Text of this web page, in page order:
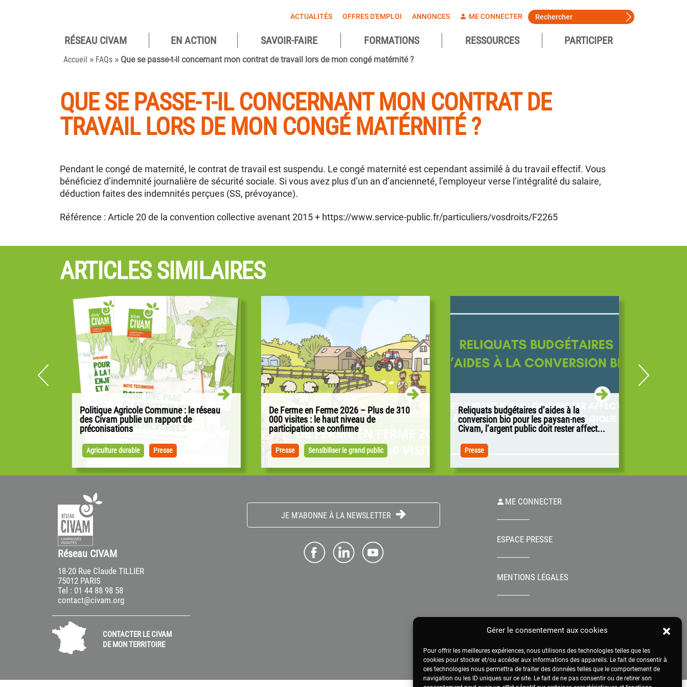
Gérer le consentement aux cookies
Pour offrir les meilleures expériences, nous utilisons des technologies telles que les
cookies pour stocker et/ou accéder aux informations des appareils. Le fait de consentir à
ces technologies nous permettra de traiter des données telles que le comportement de
navigation ou les ID uniques sur ce site. Le fait de ne pas consentir ou de retirer son
ACTUALITÉS OFFRES D'EMPLOI ANNONCES ME CONNECTER
Pour des
campagnes
vivantes
RÉSEAU CIVAM EN ACTION SAVOIR-FAIRE FORMATIONS RESSOURCES PARTICIPER
Accueil » FAQs » Que se passe-t-il concernant mon contrat de travail lors de mon congé matérnité ?
QUE SE PASSE-T-IL CONCERNANT MON CONTRAT DE
TRAVAIL LORS DE MON CONGÉ MATÉRNITÉ ?
Pendant le congé de maternité, le contrat de travail est suspendu. Le congé maternité est cependant assimilé à du travail effectif. Vous
bénéficiez d’indemnité journalière de sécurité sociale. Si vous avez plus d’un an d’ancienneté, l’employeur verse l’intégralité du salaire,
déduction faites des indemnités perçues (SS, prévoyance).
Référence : Article 20 de la convention collective avenant 2015 + https://www.service-public.fr/particuliers/vosdroits/F2265
ARTICLES SIMILAIRES
Politique Agricole Commune : le réseau
des Civam publie un rapport de
préconisations
débuté sur la base des propositions de la
Commission européenne, les Civam...
Agriculture durable Presse
De Ferme en Ferme 2026 – Plus de 310
000 visites : le haut niveau de
participation se confirme
alimentaire et la transition agricole occupent
une place importante dans le débat...
Presse Sensibiliser le grand public
Reliquats budgétaires d’aides à la
conversion bio pour les paysan·nes
Civam, l’argent public doit rester affect...
PAC qui n’ont pas été consommés. Alors
pour que cet argent public soit
l’investissement qui nourrissent
Civam plaide pour que cet argent public
agroécologique d’un maximum des fermes
Presse
Réseau CIVAM
18-20 Rue Claude TILLIER
75012 PARIS
Tel : 01 44 88 98 58
contact@civam.org
CONTACTER LE CIVAM
DE MON TERRITOIRE
JE M'ABONNE À LA NEWSLETTER
ME CONNECTER
ESPACE PRESSE
MENTIONS LÉGALES